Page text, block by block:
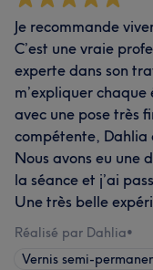
Je recommande
C’est une vraie
experte dans son
m’expliquer
avec une pose très
compétente, Dahlia
Nous avons eu une
la séance et j’ai
Une très belle
Réalisé par Dahlia•
Vernis semi-